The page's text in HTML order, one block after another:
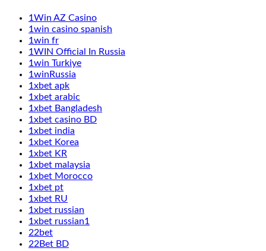
1Win AZ Casino
1win casino spanish
1win fr
1WIN Official In Russia
1win Turkiye
1winRussia
1xbet apk
1xbet arabic
1xbet Bangladesh
1xbet casino BD
1xbet india
1xbet Korea
1xbet KR
1xbet malaysia
1xbet Morocco
1xbet pt
1xbet RU
1xbet russian
1xbet russian1
22bet
22Bet BD